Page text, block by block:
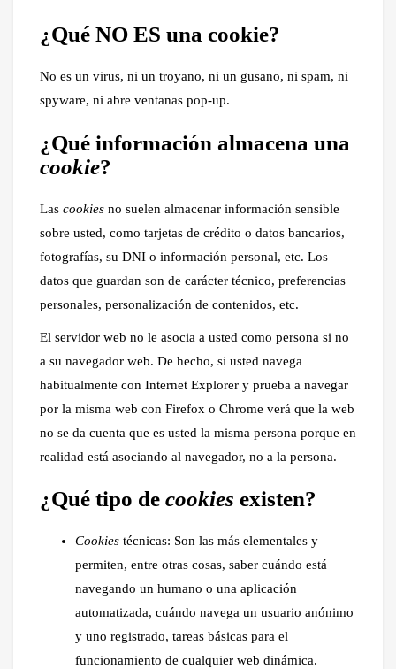
¿Qué NO ES una cookie?
No es un virus, ni un troyano, ni un gusano, ni spam, ni
spyware, ni abre ventanas pop-up.
¿Qué información almacena una
cookie?
Las cookies no suelen almacenar información sensible
sobre usted, como tarjetas de crédito o datos bancarios,
fotografías, su DNI o información personal, etc. Los
datos que guardan son de carácter técnico, preferencias
personales, personalización de contenidos, etc.
El servidor web no le asocia a usted como persona si no
a su navegador web. De hecho, si usted navega
habitualmente con Internet Explorer y prueba a navegar
por la misma web con Firefox o Chrome verá que la web
no se da cuenta que es usted la misma persona porque en
realidad está asociando al navegador, no a la persona.
¿Qué tipo de cookies existen?
Cookies técnicas: Son las más elementales y
permiten, entre otras cosas, saber cuándo está
navegando un humano o una aplicación
automatizada, cuándo navega un usuario anónimo
y uno registrado, tareas básicas para el
funcionamiento de cualquier web dinámica.